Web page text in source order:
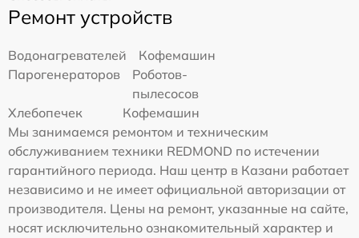
Ремонт устройств
Водонагревателей
Кофемашин
Парогенераторов
Роботов-
пылесосов
Хлебопечек
Кофемашин
Мы занимаемся ремонтом и техническим
обслуживанием техники REDMOND по истечении
гарантийного периода. Наш центр в Казани работает
независимо и не имеет официальной авторизации от
производителя. Цены на ремонт, указанные на сайте,
носят исключительно ознакомительный характер и